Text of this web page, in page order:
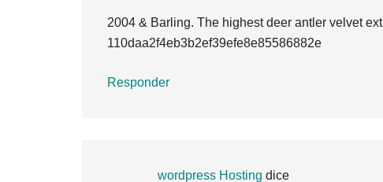
2004 & Barling. The highest deer antler velvet
110daa2f4eb3b2ef39efe8e85586882e
Responder
wordpress Hosting dice